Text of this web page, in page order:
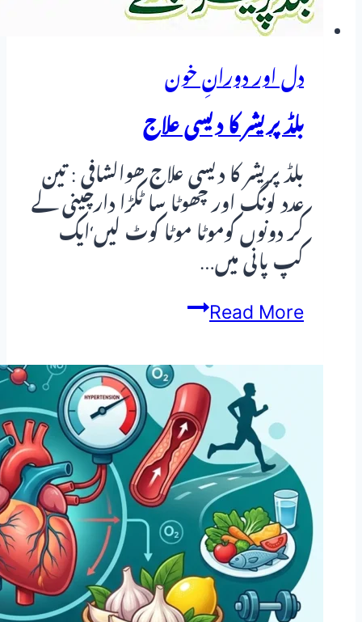
دل اور دورانِ خون
بلڈ پریشر کا دیسی علاج
بلڈ پریشر کا دیسی علاج ھوالشافی : تین
عدد لونگ اور چھوٹا سا ٹکڑا دارچینی لے
کر دونوں کوموٹا موٹا کوٹ لیں‘ایک
کپ پانی میں…
Read Moreبلڈ
کا
دیسی
علاج